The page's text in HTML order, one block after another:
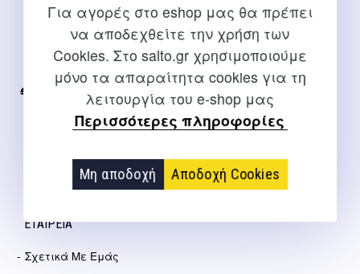
Για αγορές στο eshop μας θα πρέπει
να αποδεχθείτε την χρήση των
Cookies. Στο salto.gr χρησιμοποιούμε
μόνο τα απαραίτητα cookies για τη
λειτουργία του e-shop μας
Περισσότερες πληροφορίες
Μη αποδοχή Αποδοχή Cookies
ΕΠΙΚΟΙΝΩΝΊΑ
Για διευκρινίσεις και υποστήριξη παραγγελιών μέσω του
2310 267108
info@salto.gr
Αγγελάκη 21, Θεσσαλονίκη
ΕΤΑΙΡΕΊΑ
Σχετικά Με Εμάς